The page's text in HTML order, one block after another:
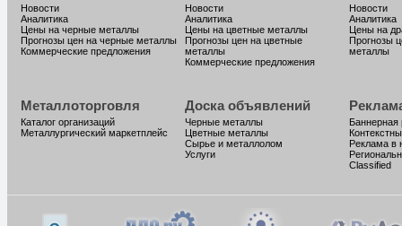
Новости
Аналитика
Цены на черные металлы
Прогнозы цен на черные металлы
Коммерческие предложения
Новости
Аналитика
Цены на цветные металлы
Прогнозы цен на цветные
металлы
Коммерческие предложения
Новости
Аналитика
Цены на
Прогнозы
металлы
Металлоторговля
Каталог организаций
Металлургический маркетплейс
Доска объявлений
Черные металлы
Цветные металлы
Сырье и металлолом
Услуги
Баннерная
Реклама в
Classified